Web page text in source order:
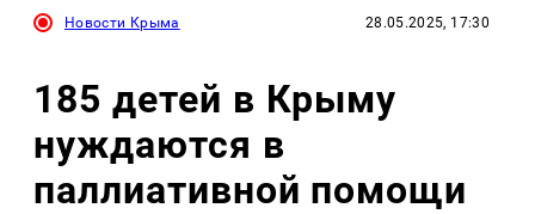
Новости Крыма 28.05.2025, 17:30
185 детей в Крыму
нуждаются в
паллиативной помощи